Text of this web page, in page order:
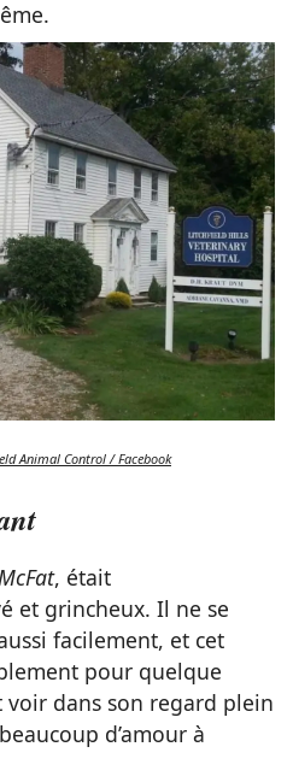
Animal Control / Facebook
, était
et grincheux. Il ne se
facilement, et cet
pour quelque
voir dans son regard plein
d’amour à